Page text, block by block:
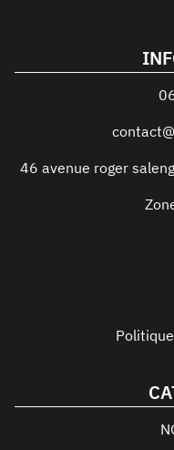
46 avenue roger